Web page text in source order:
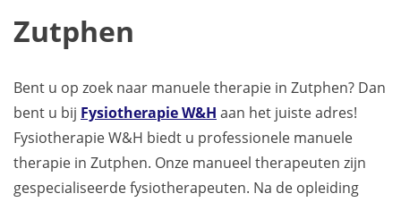
Zutphen
Bent u op zoek naar manuele therapie in Zutphen? Dan
bent u bij Fysiotherapie W&H aan het juiste adres!
Fysiotherapie W&H biedt u professionele manuele
therapie in Zutphen. Onze manueel therapeuten zijn
gespecialiseerde fysiotherapeuten. Na de opleiding